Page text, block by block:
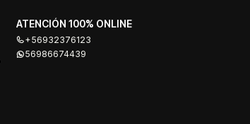
ATENCIÓN 100% ONLINE
+56932376123
56986674439